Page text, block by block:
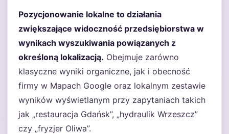
Pozycjonowanie lokalne to działania
zwiększające widoczność przedsiębiorstwa w
wynikach wyszukiwania powiązanych z
określoną lokalizacją. Obejmuje zarówno
klasyczne wyniki organiczne, jak i obecność
firmy w Mapach Google oraz lokalnym zestawie
wyników wyświetlanym przy zapytaniach takich
jak „restauracja Gdańsk”, „hydraulik Wrzeszcz”
czy „fryzjer Oliwa”.